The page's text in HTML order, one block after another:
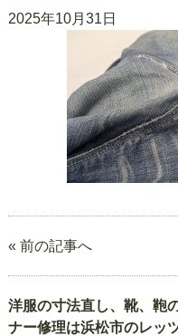
2025年10月31日
« 前の記事へ
洋服の寸法直し、靴、鞄
ナー修理は浜松市のレッ